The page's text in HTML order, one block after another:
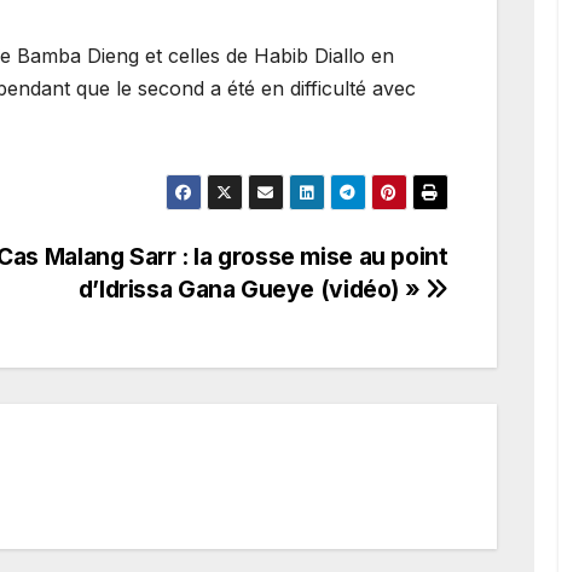
Bamba Dieng et celles de Habib Diallo en
que le second a été en difficulté avec
Malang Sarr : la grosse mise au point
d’Idrissa Gana Gueye (vidéo) »